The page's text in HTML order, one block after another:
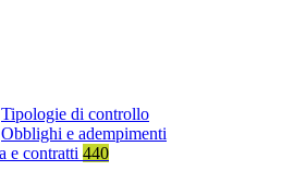
Tipologie di controllo
Obblighi e adempimenti
e contratti 440